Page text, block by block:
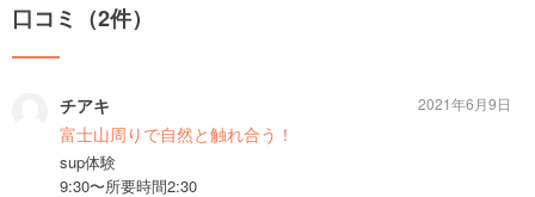
口コミ（2件）
チアキ
富士山周りで自然と触れ合う！
sup体験
9:30〜所要時間2:30
2021年6月9日